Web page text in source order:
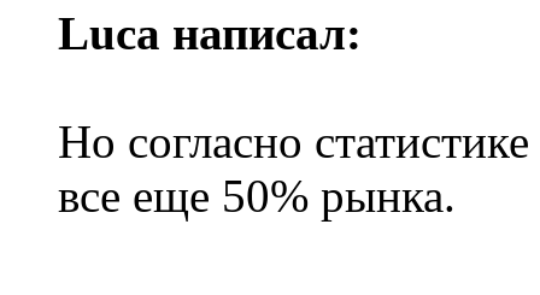
Luca написал:
Но согласно
все еще 50% рынка.